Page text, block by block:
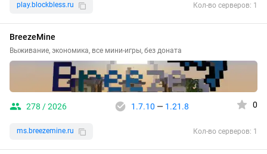
play.blockbless.ru Кол-во серверов: 1
BreezeMine
Выживание, экономика, все мини-игры, без доната
278 / 2026 1.7.10 — 1.21.8 0
ms.breezemine.ru Кол-во серверов: 1